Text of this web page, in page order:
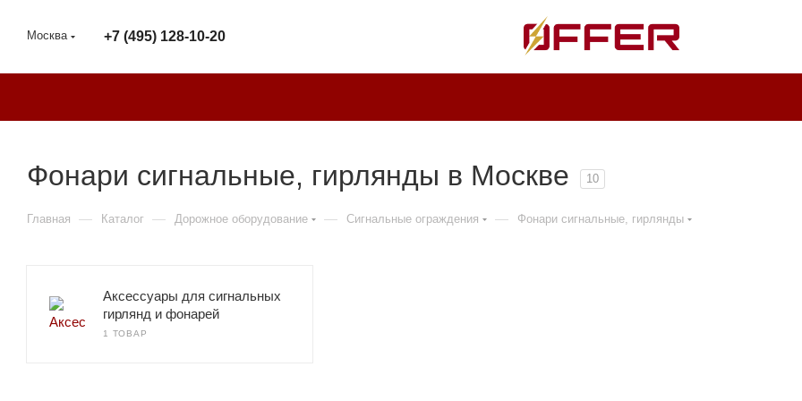
Москва +7 (495) 128-10-20
Фонари сигнальные, гирлянды в Москве 10
Главная — Каталог — Дорожное оборудование — Сигнальные ограждения — Фонари сигнальные, гирлянды
Аксессуары для сигнальных
гирлянд и фонарей
1 ТОВАР